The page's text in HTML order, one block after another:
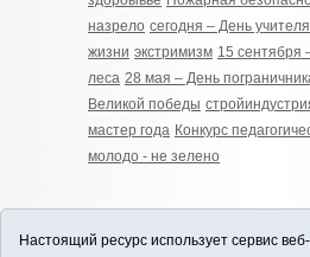
назрело сегодня – День учителя
жизни экстримизм 15 сентября
леса 28 мая – День
Великой победы
мастер года Конкурс
молодо - не зелено
Настоящий ресурс использует сервис